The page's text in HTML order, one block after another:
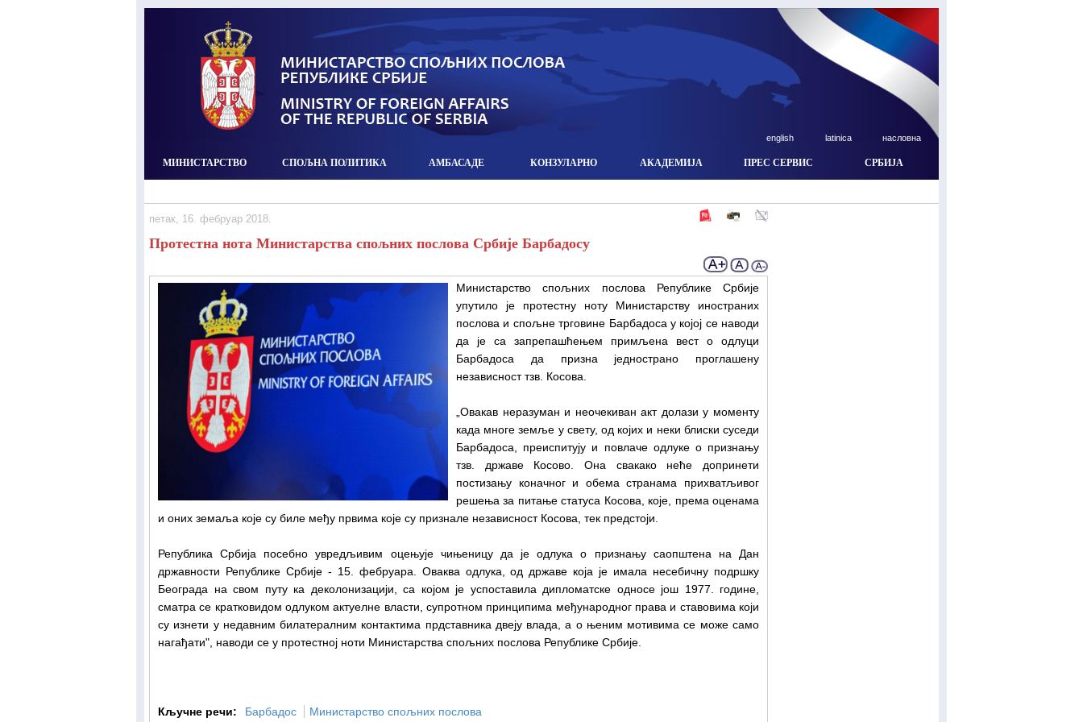
english latinica насловна
МИНИСТАРСТВО СПОЉНА ПОЛИТИКА АМБАСАДЕ КОНЗУЛАРНO АКАДЕМИЈА ПРЕС СЕРВИС СРБИЈА
петак, 16. фебруар 2018.
Протестна нота Министарства спољних послова Србије Барбадосу
Министарство спољних послова Републике Србије
упутило је протестну ноту Министарству иностраних
послова и спољне трговине Барбадоса у којој се наводи
да је са запрепашћењем примљена вест о одлуци
Барбадоса да призна једнострано проглашену
независност тзв. Косова.
„Овакав неразуман и неочекиван акт долази у моменту
када многе земље у свету, од којих и неки блиски суседи
Барбадоса, преиспитују и повлаче одлуке о признању
тзв. државе Косово. Она свакако неће допринети
постизању коначног и обема странама прихватљивог
решења за питање статуса Косова, које, према оценама
и оних земаља које су биле међу првима које су признале независност Косова, тек предстоји.
Република Србија посебно увредљивим оцењује чињеницу да је одлука о признању саопштена на Дан
државности Републике Србије - 15. фебруара. Оваква одлука, од државе која је имала несебичну подршку
Београда на свом путу ка деколонизацији, са којом је успоставила дипломатске односе још 1977. године,
сматра се кратковидом одлуком актуелне власти, супротном принципима међународног права и ставовима који
су изнети у недавним билатералним контактима прдставника двеју влада, а о њеним мотивима се може само
нагађати", наводи се у протестној ноти Министарства спољних послова Републике Србије.
Кључне речи: Барбадос Министарство спољних послова